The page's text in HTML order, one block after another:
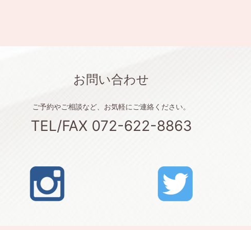
お問い合わせ
ご予約やご相談など、お気軽にご連絡ください。
TEL/FAX 072-622-8863